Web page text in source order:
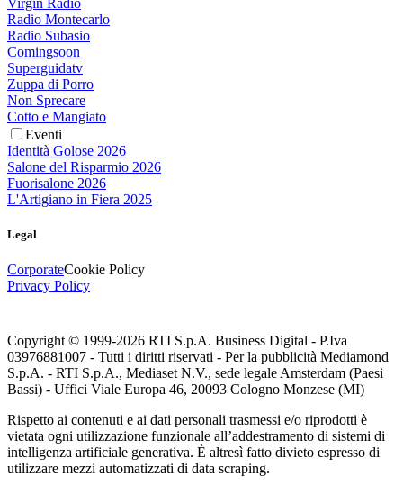
Radio Montecarlo
Radio Subasio
Comingsoon
Superguidatv
Zuppa di Porro
Non Sprecare
Cotto e Mangiato
Eventi
Identità Golose 2026
Salone del Risparmio 2026
Fuorisalone 2026
L'Artigiano in Fiera 2025
Legal
CorporateCookie Policy
Privacy Policy
Copyright © 1999-2026 RTI S.p.A. Business Digital - P.Iva
03976881007 - Tutti i diritti riservati - Per la pubblicità Mediamond
S.p.A. - RTI S.p.A., Mediaset N.V., sede legale Amsterdam (Paesi
Bassi) - Uffici Viale Europa 46, 20093 Cologno Monzese (MI)
Rispetto ai contenuti e ai dati personali trasmessi e/o riprodotti è
vietata ogni utilizzazione funzionale all’addestramento di sistemi di
intelligenza artificiale generativa. È altresì fatto divieto espresso di
utilizzare mezzi automatizzati di data scraping.